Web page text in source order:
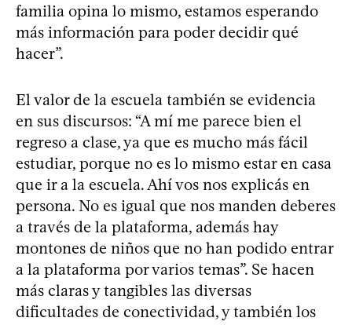
familia opina lo mismo, estamos esperando
más información para poder decidir qué
hacer”.
El valor de la escuela también se evidencia
en sus discursos: “A mí me parece bien el
regreso a clase, ya que es mucho más fácil
estudiar, porque no es lo mismo estar en casa
que ir a la escuela. Ahí vos nos explicás en
persona. No es igual que nos manden deberes
a través de la plataforma, además hay
montones de niños que no han podido entrar
a la plataforma por varios temas”. Se hacen
más claras y tangibles las diversas
dificultades de conectividad, y también los